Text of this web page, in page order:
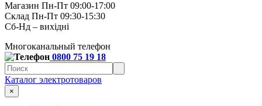
Магазин Пн-Пт 09:00-17:00
Склад Пн-Пт 09:30-15:30
Сб-Нд – вихідні
Многоканальный телефон
0800 75 19 18
Каталог электротоваров
×